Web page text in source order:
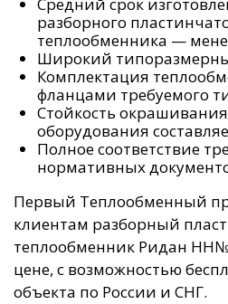
разборного
теплообменника —
Широкий
Комплектация
фланцами требуемого
Стойкость
оборудования
Полное соответствие
нормативных
Первый Теплообменный
клиентам разборный
теплообменник Ридан
цене, с возможностью
объекта по России и СНГ.